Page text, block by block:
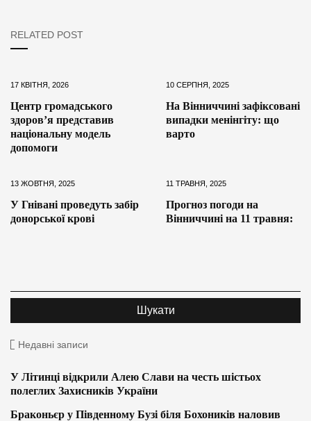
RELATED POST
17 КВІТНЯ, 2026
Центр громадського
здоров’я представив
національну модель
допомоги
10 СЕРПНЯ, 2025
На Вінниччині зафіксовані
випадки менінгіту: що
варто
13 ЖОВТНЯ, 2025
У Гнівані проведуть забір
донорської крові
11 ТРАВНЯ, 2025
Прогноз погоди на
Вінниччині на 11 травня:
Недавні записи
У Літинці відкрили Алею Слави на честь шістьох
полеглих Захисників України
Браконьєр у Південному Бузі біля Бохоників наловив